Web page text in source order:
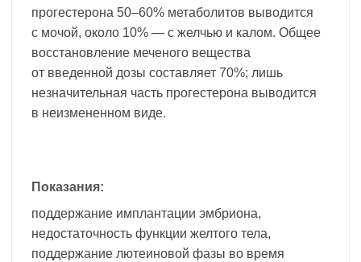
прогестерона 50–60% метаболитов выводится
с мочой, около 10% — с желчью и калом. Общее
восстановление меченого вещества
от введенной дозы составляет 70%; лишь
незначительная часть прогестерона выводится
в неизмененном виде.
Показания:
поддержание имплантации эмбриона,
недостаточность функции желтого тела,
поддержание лютеиновой фазы во время